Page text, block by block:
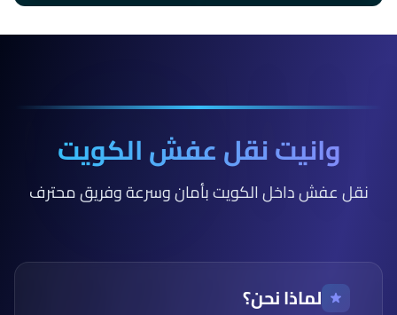
وانيت نقل عفش الكويت
نقل عفش داخل الكويت بأمان وسرعة وفريق محترف
لماذا نحن؟